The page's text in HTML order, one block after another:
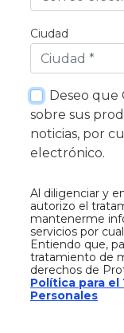
Ciudad
Deseo que
sobre sus
noticias, por
electrónico.
Al diligenciar y
autorizo el
mantenerme
servicios por
Entiendo que,
tratamiento de
derechos de
Política para
Personales